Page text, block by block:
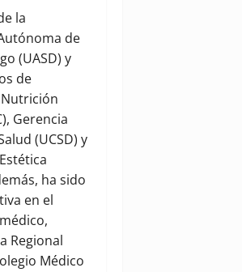
la
de
(UASD) y
de
Gerencia
(UCSD) y
ha sido
en el
Regional
Médico